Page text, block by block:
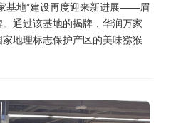
基地”建设再度迎来新进展——眉
通过该基地的揭牌，华润万家
地理标志保护产区的美味猕猴